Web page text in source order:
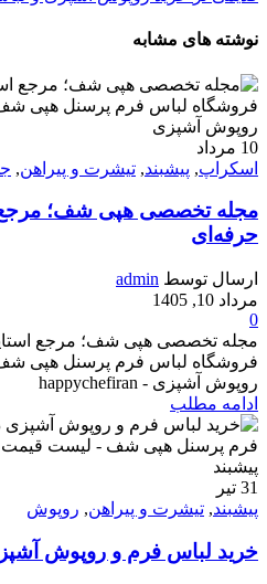
نوشته های مشابه
10 مرداد
اسکراپ, پیشبند, تیشرت و پیراهن,
مجله تخصصی هپی شف؛ مرجع
حرفه‌ای
ارسال توسط admin
مرداد 10, 1405
0
مجله تخصصی هپی شف؛ مرجع
فروشگاه لباس فرم پرسنل هپی
روپوش آشپزی - happychefiran
ادامه مطلب
31 تیر
پیشبند, تیشرت و پیراهن, روپوش
خرید لباس فرم و روپوش